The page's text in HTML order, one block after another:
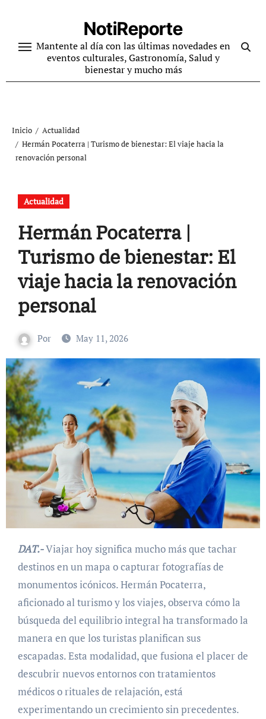
contenido
NotiReporte
Mantente al día con las últimas novedades en
eventos culturales, Gastronomía, Salud y
bienestar y mucho más
Inicio
Actualidad
Hermán Pocaterra | Turismo de bienestar: El viaje hacia la
renovación personal
Actualidad
Hermán Pocaterra |
Turismo de bienestar: El
viaje hacia la renovación
personal
Por May 11, 2026
DAT.-Viajar hoy significa mucho más que tachar
destinos en un mapa o capturar fotografías de
monumentos icónicos. Hermán Pocaterra,
aficionado al turismo y los viajes, observa cómo la
búsqueda del equilibrio integral ha transformado la
manera en que los turistas planifican sus
escapadas. Esta modalidad, que fusiona el placer de
descubrir nuevos entornos con tratamientos
médicos o rituales de relajación, está
experimentando un crecimiento sin precedentes.